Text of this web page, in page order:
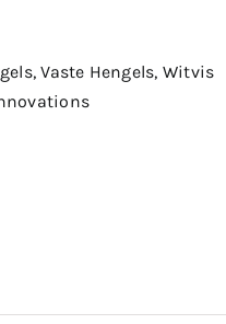
,Vaste Hengels, Witvis